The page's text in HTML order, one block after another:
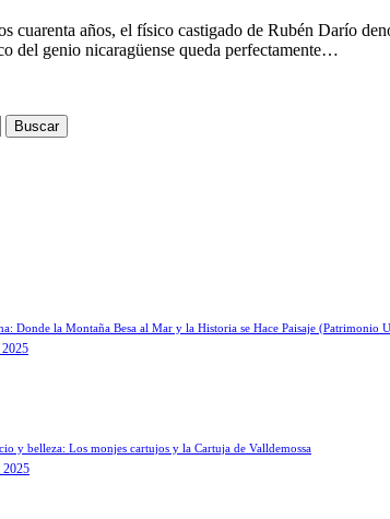
cuarenta años, el físico castigado de Rubén Darío
del genio nicaragüense queda perfectamente…
Donde la Montaña Besa al Mar y la Historia se Hace Paisaje (Patrimonio
2025
y belleza: Los monjes cartujos y la Cartuja de Valldemossa
2025